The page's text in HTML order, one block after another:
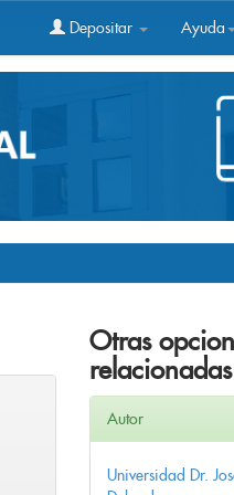
Depositar Ayuda
Otras
relacionadas
Autor
Universidad Dr.